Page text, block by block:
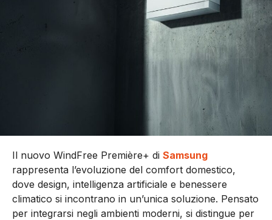
Il nuovo WindFree Première+ di Samsung
rappresenta l’evoluzione del comfort domestico,
dove design, intelligenza artificiale e benessere
climatico si incontrano in un’unica soluzione. Pensato
per integrarsi negli ambienti moderni, si distingue per